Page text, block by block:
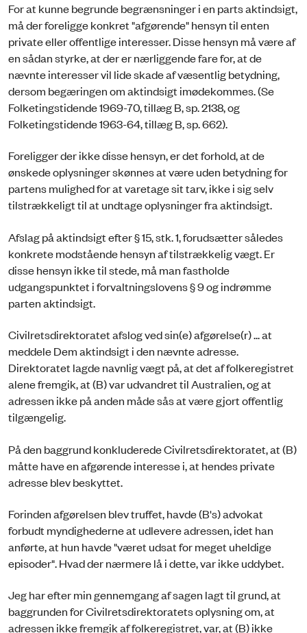
For at kunne begrunde begrænsninger i en parts aktindsigt,
må der foreligge konkret "afgørende" hensyn til enten
private eller offentlige interesser. Disse hensyn må være af
en sådan styrke, at der er nærliggende fare for, at de
nævnte interesser vil lide skade af væsentlig betydning,
dersom begæringen om aktindsigt imødekommes. (Se
Folketingstidende 1969-70, tillæg B, sp. 2138, og
Folketingstidende 1963-64, tillæg B, sp. 662).
Foreligger der ikke disse hensyn, er det forhold, at de
ønskede oplysninger skønnes at være uden betydning for
partens mulighed for at varetage sit tarv, ikke i sig selv
tilstrækkeligt til at undtage oplysninger fra aktindsigt.
Afslag på aktindsigt efter § 15, stk. 1, forudsætter således
konkrete modstående hensyn af tilstrækkelig vægt. Er
disse hensyn ikke til stede, må man fastholde
udgangspunktet i forvaltningslovens § 9 og indrømme
parten aktindsigt.
Civilretsdirektoratet afslog ved sin(e) afgørelse(r) ... at
meddele Dem aktindsigt i den nævnte adresse.
Direktoratet lagde navnlig vægt på, at det af folkeregistret
alene fremgik, at (B) var udvandret til Australien, og at
adressen ikke på anden måde sås at være gjort offentlig
tilgængelig.
På den baggrund konkluderede Civilretsdirektoratet, at (B)
måtte have en afgørende interesse i, at hendes private
adresse blev beskyttet.
Forinden afgørelsen blev truffet, havde (B's) advokat
forbudt myndighederne at udlevere adressen, idet han
anførte, at hun havde "været udsat for meget uheldige
episoder". Hvad der nærmere lå i dette, var ikke uddybet.
Jeg har efter min gennemgang af sagen lagt til grund, at
baggrunden for Civilretsdirektoratets oplysning om, at
adressen ikke fremgik af folkeregistret, var, at (B) ikke